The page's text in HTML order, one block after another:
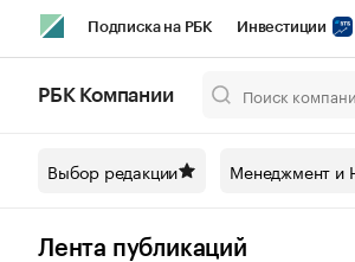
Подписка на РБК Инвестиции
Спецпроекты СПб
Технологии и медиа
РБК Компании
Выбор редакции Менеджмент и
Лента публикаций